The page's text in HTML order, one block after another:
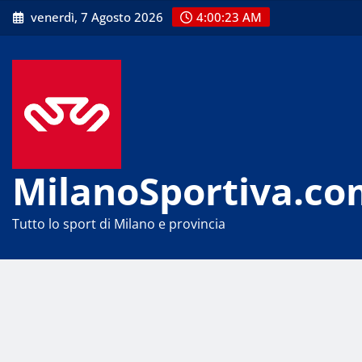
Skip
to
venerdì, 7 Agosto 2026 4:00:23 AM
Tutto lo sport di Milano e provincia